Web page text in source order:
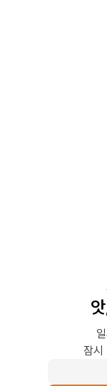
잠시